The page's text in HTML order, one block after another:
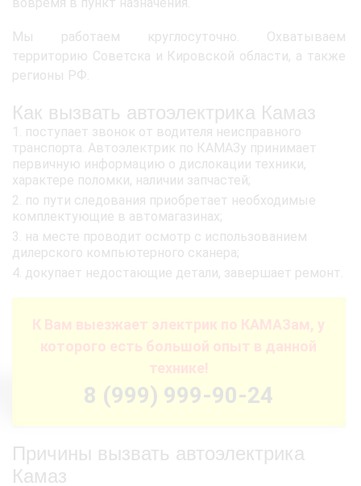
Мы работаем круглосуточно. Охватываем
территорию Советска и Кировской области, а также
регионы РФ.
Как вызвать автоэлектрика Камаз
поступает звонок от водителя неисправного
транспорта. Автоэлектрик по КАМАЗу принимает
первичную информацию о дислокации техники,
характере поломки, наличии запчастей;
по пути следования приобретает необходимые
комплектующие в автомагазинах;
на месте проводит осмотр с использованием
дилерского компьютерного сканера;
докупает недостающие детали, завершает ремонт.
К Вам выезжает электрик по КАМАЗам, у
которого есть большой опыт в данной
технике!
8 (999) 999-90-24
Причины вызвать автоэлектрика
Камаз